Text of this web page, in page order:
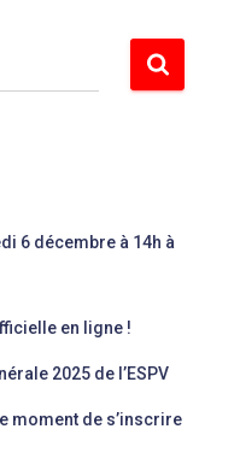
6 décembre à 14h à
en ligne !
2025 de l’ESPV
moment de s’inscrire